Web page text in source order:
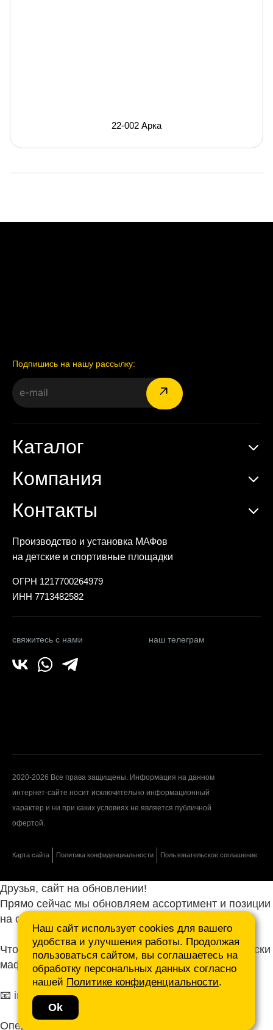
22-002 Арка
Подпишись на нашу рассылку:
Производство и установка МАФов
на детские и спортивные площадки
ОГРН 1217700264979
ИНН 7713482582
свяжитесь с нами наш телеграм
Каталог
Компания
Контакты
2020-2026 Все права защищены. Информация на данном
интернет-сайте носит исключительно информационный
характер и ни при каких условиях не является публичной
офертой.
Карта сайта Политика конфиденциальности Пользовательское соглашение
Наш сайт использует cookies для вашего
удобства и улучшения работы. Продолжая
пользоваться сайтом, вы соглашаетесь на
обработку персональных данных согласно
нашей Политике конфиденциальности.
Ok
Друзья, сайт на обновлении!
Прямо сейчас мы обновляем ассортимент и позиции
на сайте.
Чтобы не ждать, присылайте ваши запросы и списки
маф нам на почту.
📧 info@mafmasterfibre.ru
Оперативно ответим и просчитаем КП!